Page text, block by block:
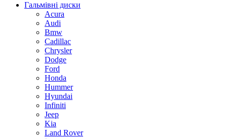
Гальмівні диски
Acura
Audi
Bmw
Cadillac
Chrysler
Dodge
Ford
Honda
Hummer
Hyundai
Infiniti
Jeep
Kia
Land Rover